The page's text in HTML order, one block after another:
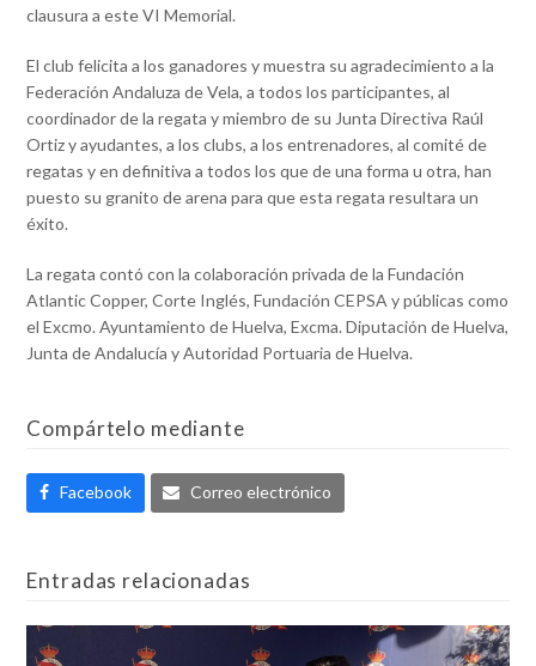
clausura a este VI Memorial.
El club felicita a los ganadores y muestra su agradecimiento a la
Federación Andaluza de Vela, a todos los participantes, al
coordinador de la regata y miembro de su Junta Directiva Raúl
Ortiz y ayudantes, a los clubs, a los entrenadores, al comité de
regatas y en definitiva a todos los que de una forma u otra, han
puesto su granito de arena para que esta regata resultara un
éxito.
La regata contó con la colaboración privada de la Fundación
Atlantic Copper, Corte Inglés, Fundación CEPSA y públicas como
el Excmo. Ayuntamiento de Huelva, Excma. Diputación de Huelva,
Junta de Andalucía y Autoridad Portuaria de Huelva.
Compártelo mediante
Facebook Correo electrónico
Entradas relacionadas